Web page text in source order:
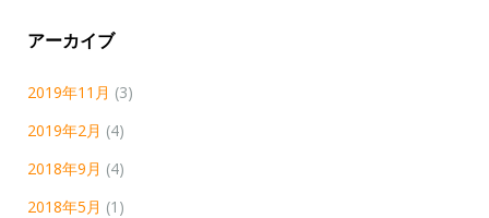
アーカイブ
2019年11月 (3)
2019年2月 (4)
2018年9月 (4)
2018年5月 (1)